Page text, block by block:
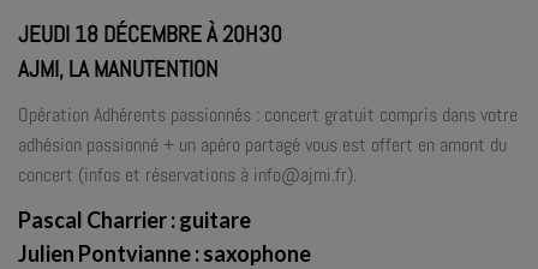
JEUDI 18 DÉCEMBRE À 20H30
AJMI, LA MANUTENTION
Opération Adhérents passionnés : concert gratuit compris dans votre
adhésion passionné + un apéro partagé vous est offert en amont du
concert (infos et réservations à info@ajmi.fr).
Pascal Charrier: guitare
Julien Pontvianne: saxophone